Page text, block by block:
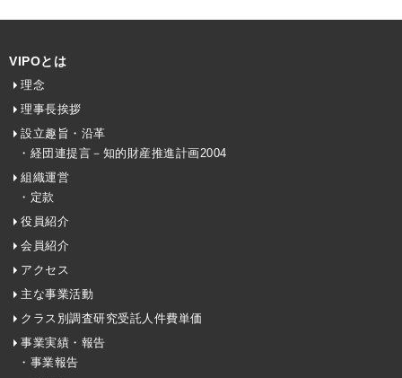
VIPOとは
理念
理事長挨拶
設立趣旨・沿革
・経団連提言－知的財産推進計画2004
組織運営
・定款
役員紹介
会員紹介
アクセス
主な事業活動
クラス別調査研究受託人件費単価
事業実績・報告
・事業報告